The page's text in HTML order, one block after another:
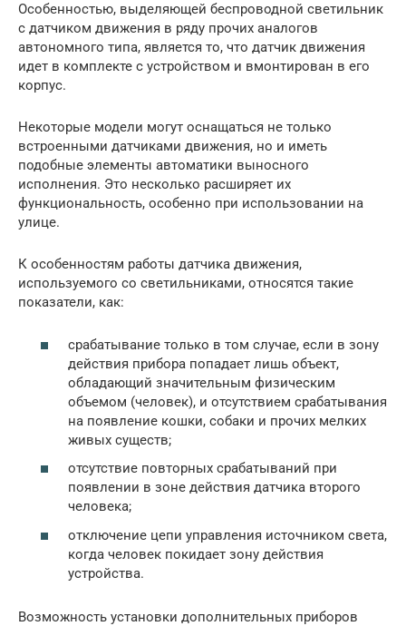
Особенностью, выделяющей беспроводной светильник
с датчиком движения в ряду прочих аналогов
автономного типа, является то, что датчик движения
идет в комплекте с устройством и вмонтирован в его
корпус.
Некоторые модели могут оснащаться не только
встроенными датчиками движения, но и иметь
подобные элементы автоматики выносного
исполнения. Это несколько расширяет их
функциональность, особенно при использовании на
улице.
К особенностям работы датчика движения,
используемого со светильниками, относятся такие
показатели, как:
срабатывание только в том случае, если в зону
действия прибора попадает лишь объект,
обладающий значительным физическим
объемом (человек), и отсутствием срабатывания
на появление кошки, собаки и прочих мелких
живых существ;
отсутствие повторных срабатываний при
появлении в зоне действия датчика второго
человека;
отключение цепи управления источником света,
когда человек покидает зону действия
устройства.
Возможность установки дополнительных приборов